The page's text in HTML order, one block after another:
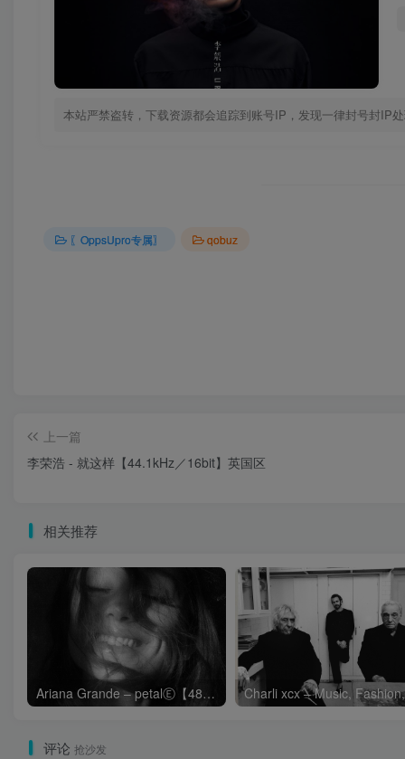
本站严禁盗转，下载资源都会追踪到账号IP，发现一律封号封IP
〖OppsUpro专属〗 qobuz
上一篇
李荣浩 - 就这样【44.1kHz／16bit】英国区
相关推荐
Ariana Grande – petalⒺ【48kHz／24bit】英国区
评论 抢沙发